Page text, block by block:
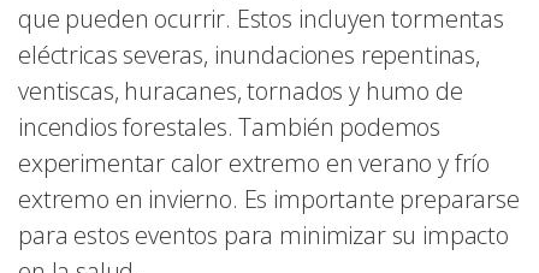
que pueden ocurrir. Estos incluyen tormentas
eléctricas severas, inundaciones repentinas,
ventiscas, huracanes, tornados y humo de
incendios forestales. También podemos
experimentar calor extremo en verano y frío
extremo en invierno. Es importante prepararse
para estos eventos para minimizar su impacto